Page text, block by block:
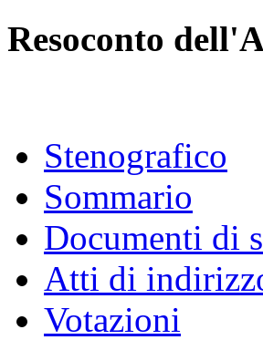
Resoconto
Stenografico
Sommario
Documenti di
Atti di
Votazioni